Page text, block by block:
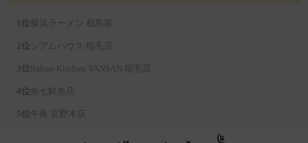
横浜ラーメン 相馬家
シアムハウス 稲毛店
Italian Kitchen VANSAN 稲毛店
魚七鮮魚店
牛角 宮野木店